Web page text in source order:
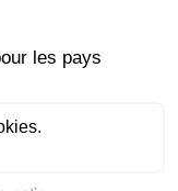
aux hommes
qu'ils
nous de
le Christ, notre